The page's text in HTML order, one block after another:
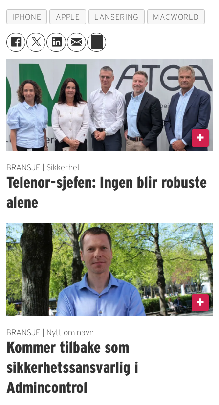
IPHONE APPLE LANSERING MACWORLD
BRANSJE | Sikkerhet
Telenor-sjefen: Ingen blir robuste
alene
BRANSJE | Nytt om navn
Kommer tilbake som
sikkerhetssansvarlig i
Admincontrol